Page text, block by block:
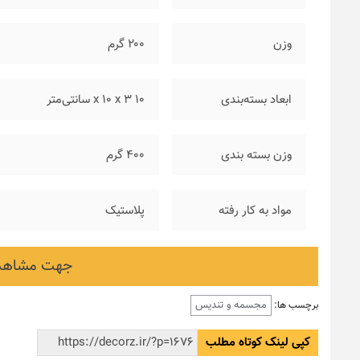
وزن ۲۰۰ گرم
ابعاد بسته‌بندی ۱۰ x 10 x 3 سانتی‌متر
وزن بسته بندی ۴۰۰ گرم
مواد به کار رفته پلاستیک
جهت
برچسب ها: مجسمه و تندیس
کپی لینک کوتاه مطلب